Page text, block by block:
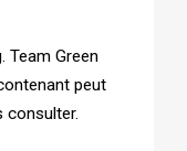
Team Green
peut
consulter.